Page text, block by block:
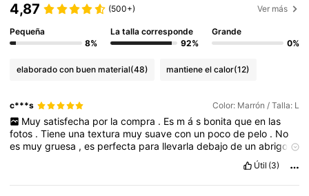
4,80 451K Seguidores
4,80 451K Seguidores
4,87 (500+) Ver más
Pequeña
8%
La talla corresponde
92%
Grande
0%
elaborado con buen material(48) mantiene el calor(12)
c***s Color: Marrón / Talla: L
Muy satisfecha por la compra . Es m á s bonita que en las
fotos .Tiene unatextura muysuavecon un pocode pelo . No
es muygruesa ,es perfecta para llevarladebajode unabrigo o
Útil (3)